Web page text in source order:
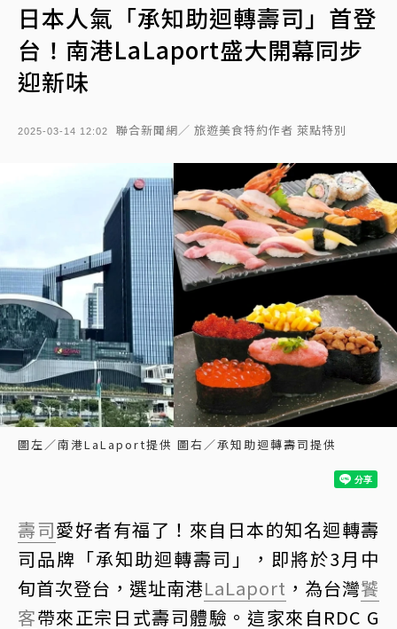
日本人氣「承知助迴轉壽司」首登
台！南港LaLaport盛大開幕同步
迎新味
2025-03-14 12:02 聯合新聞網／ 旅遊美食特約作者 萊點特別
圖左／南港LaLaport提供 圖右／承知助迴轉壽司提供
壽司愛好者有福了！來自日本的知名迴轉壽
司品牌「承知助迴轉壽司」，即將於3月中
旬首次登台，選址南港LaLaport ，為台灣饕
客帶來正宗日式壽司體驗。這家來自RDC G